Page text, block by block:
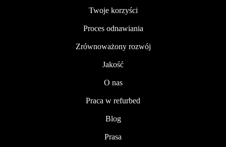
Twoje korzyści
Proces odnawiania
Zrównoważony rozwój
Jakość
O nas
Praca w refurbed
Blog
Prasa